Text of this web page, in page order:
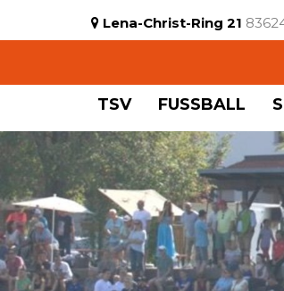
Lena-Christ-Ring 21
TSV FUSSBALL